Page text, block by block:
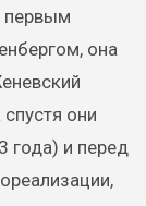
первым
она
они
года) и перед